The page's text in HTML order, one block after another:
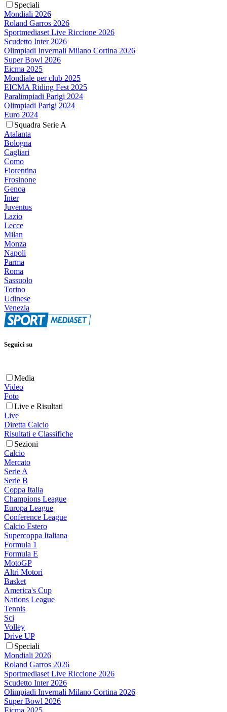
Speciali
Mondiali 2026
Roland Garros 2026
Sportmediaset Live Riccione 2026
Scudetto Inter 2026
Olimpiadi Invernali Milano Cortina 2026
Super Bowl 2026
Eicma 2025
Mondiale per club 2025
EICMA Riding Fest 2025
Paralimpiadi Parigi 2024
Olimpiadi Parigi 2024
Euro 2024
Squadra Serie A
Atalanta
Bologna
Cagliari
Como
Fiorentina
Frosinone
Genoa
Inter
Juventus
Lazio
Lecce
Milan
Monza
Napoli
Parma
Roma
Sassuolo
Torino
Udinese
Venezia
Seguici su
Media
Video
Foto
Live e Risultati
Live
Diretta Calcio
Risultati e Classifiche
Sezioni
Calcio
Mercato
Serie A
Serie B
Coppa Italia
Champions League
Europa League
Conference League
Calcio Estero
Supercoppa Italiana
Formula 1
Formula E
MotoGP
Altri Motori
Basket
America's Cup
Nations League
Tennis
Sci
Volley
Drive UP
Speciali
Mondiali 2026
Roland Garros 2026
Sportmediaset Live Riccione 2026
Scudetto Inter 2026
Olimpiadi Invernali Milano Cortina 2026
Super Bowl 2026
Eicma 2025